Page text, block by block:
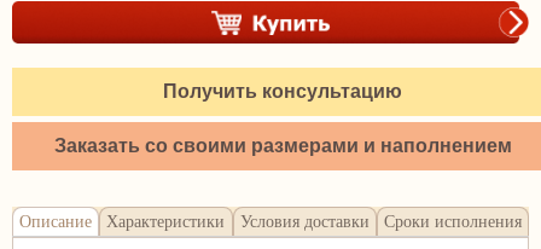
Получить консультацию
Заказать со своими размерами и наполнением
Описание Характеристики Условия доставки Сроки исполнения